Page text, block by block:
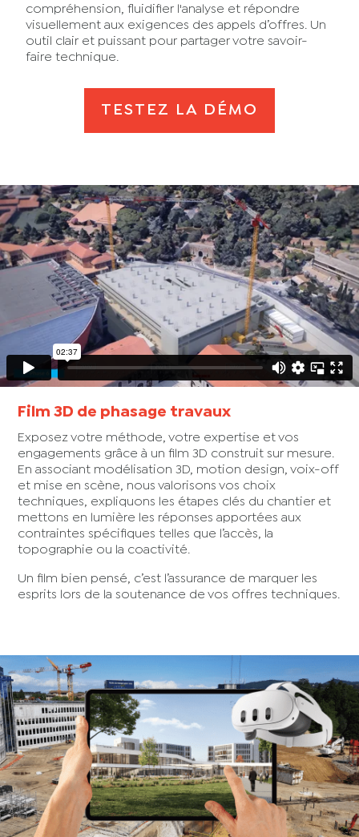
compréhension, fluidifier l'analyse et répondre
visuellement aux exigences des appels d’offres. Un
outil clair et puissant pour partager votre savoir-
faire technique.
TESTEZ LA DÉMO
Film 3D de phasage travaux
Exposez votre méthode, votre expertise et vos
engagements grâce à un film 3D construit sur mesure.
En associant modélisation 3D, motion design, voix-off
et mise en scène, nous valorisons vos choix
techniques, expliquons les étapes clés du chantier et
mettons en lumière les réponses apportées aux
contraintes spécifiques telles que l’accès, la
topographie ou la coactivité.
Un film bien pensé, c’est l’assurance de marquer les
esprits lors de la soutenance de vos offres techniques.